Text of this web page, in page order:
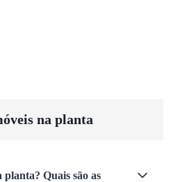
na planta
Quais são as